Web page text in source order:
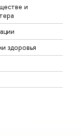
и
здоровья